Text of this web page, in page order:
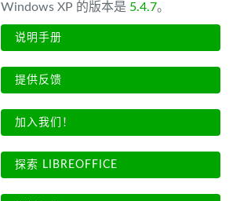
Windows XP 的版本是 5.4.7。
说明手册
提供反馈
加入我们！
探索 LIBREOFFICE